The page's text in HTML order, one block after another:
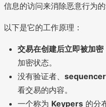
信息的访问来消除恶意行为的
以下是它的工作原理：
交易在创建后立即被加密
加密状态。
没有验证者、 sequencer
看交易的内容。
一个称为 Keypers 的分